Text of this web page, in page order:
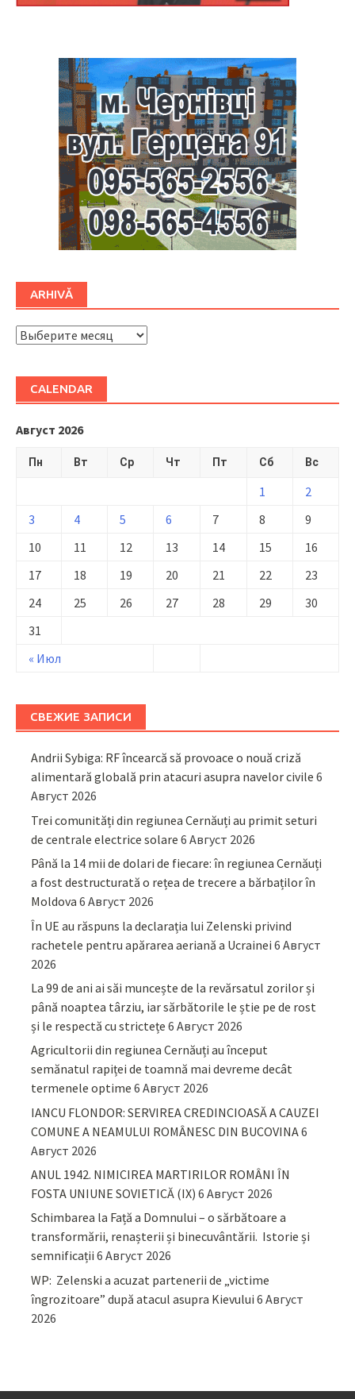
ARHIVĂ
ARHIVĂ
CALENDAR
Август 2026
Пн Вт Ср Чт Пт Сб Вс
« Июл
1
2
3
4 5 6 7 8
9
10
11 12 13 14 15
16
17
18 19 20 21 22
23
24
25 26 27 28 29
30
31
СВЕЖИЕ ЗАПИСИ
Andrii Sybiga: RF încearcă să provoace o nouă criză
alimentară globală prin atacuri asupra navelor civile 6
Август 2026
Trei comunități din regiunea Cernăuți au primit seturi
de centrale electrice solare 6 Август 2026
Până la 14 mii de dolari de fiecare: în regiunea Cernăuți
a fost destructurată o rețea de trecere a bărbaților în
Moldova 6 Август 2026
În UE au răspuns la declarația lui Zelenski privind
rachetele pentru apărarea aeriană a Ucrainei 6 Август
2026
La 99 de ani ai săi muncește de la revărsatul zorilor și
până noaptea târziu, iar sărbătorile le știe pe de rost
și le respectă cu strictețe 6 Август 2026
Agricultorii din regiunea Cernăuți au început
semănatul rapiței de toamnă mai devreme decât
termenele optime 6 Август 2026
IANCU FLONDOR: SERVIREA CREDINCIOASĂ A CAUZEI
COMUNE A NEAMULUI ROMÂNESC DIN BUCOVINA6
Август 2026
ANUL 1942. NIMICIREA MARTIRILOR ROMÂNI ÎN
FOSTA UNIUNE SOVIETICĂ (IX) 6 Август 2026
Schimbarea la Față a Domnului – o sărbătoare a
transformării, renașterii și binecuvântării. Istorie și
semnificații 6 Август 2026
WP: Zelenski a acuzat partenerii de „victime
îngrozitoare” după atacul asupra Kievului 6 Август
2026